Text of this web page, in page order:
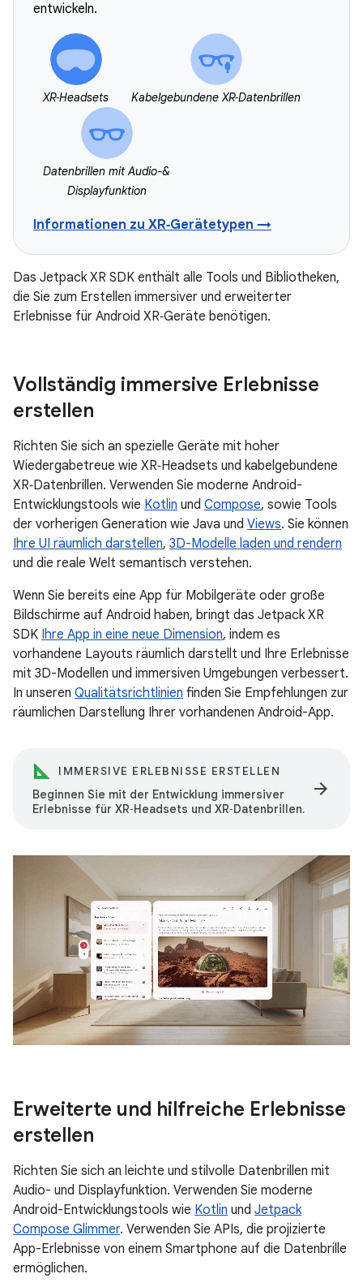
entwickeln.
XR‑Headsets Kabelgebundene XR‑Datenbrillen
Datenbrillen mit Audio-&
Displayfunktion
Informationen zu XR‑Gerätetypen →
Das Jetpack XR SDK enthält alle Tools und Bibliotheken,
die Sie zum Erstellen immersiver und erweiterter
Erlebnisse für Android XR‑Geräte benötigen.
Vollständig immersive Erlebnisse
erstellen
Richten Sie sich an spezielle Geräte mit hoher
Wiedergabetreue wie XR‑Headsets und kabelgebundene
XR‑Datenbrillen. Verwenden Sie moderne Android-
Entwicklungstools wie Kotlin und Compose, sowie Tools
der vorherigen Generation wie Java und Views. Sie können
Ihre UI räumlich darstellen, 3D-Modelle laden und rendern
und die reale Welt semantisch verstehen.
Wenn Sie bereits eine App für Mobilgeräte oder große
Bildschirme auf Android haben, bringt das Jetpack XR
SDK Ihre App in eine neue Dimension, indem es
vorhandene Layouts räumlich darstellt und Ihre Erlebnisse
mit 3D-Modellen und immersiven Umgebungen verbessert.
In unseren Qualitätsrichtlinien finden Sie Empfehlungen zur
räumlichen Darstellung Ihrer vorhandenen Android-App.
IMMERSIVE ERLEBNISSE ERSTELLEN
Beginnen Sie mit der Entwicklung immersiver
Erlebnisse für XR‑Headsets und XR‑Datenbrillen.
arrow_forward
Erweiterte und hilfreiche Erlebnisse
erstellen
Richten Sie sich an leichte und stilvolle Datenbrillen mit
Audio- und Displayfunktion. Verwenden Sie moderne
Android-Entwicklungstools wie Kotlin und Jetpack
Compose Glimmer. Verwenden Sie APIs, die projizierte
App-Erlebnisse von einem Smartphone auf die Datenbrille
ermöglichen.